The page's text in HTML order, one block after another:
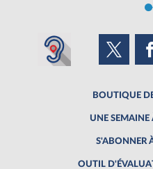
BOUTIQUE
UNE SEMAINE
S'ABONNER
OUTIL